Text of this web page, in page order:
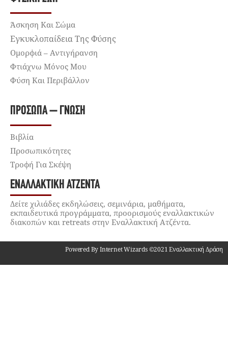
Άσκηση Και Σώμα
Εγκυκλοπαίδεια Της Φύσης
Ομορφιά – Αντιγήρανση
Φτιάχνω Μόνος Μου
Φύση Και Περιβάλλον
ΠΡΌΣΩΠΑ – ΓΝΏΣΗ
Βιβλία
Προσωπικότητες
Τροφή Για Σκέψη
ΕΝΑΛΛΑΚΤΙΚΉ ΑΤΖΈΝΤΑ
Δείτε χιλιάδες εκδηλώσεις, σεμινάρια, μαθήματα,
εκπαιδευτικά προγράμματα, προορισμούς εναλλακτικών
διακοπών και retreats στην Εναλλακτική Ατζέντα.
Powered By Internet Wizards ©2021 Εναλλακτική Δράση